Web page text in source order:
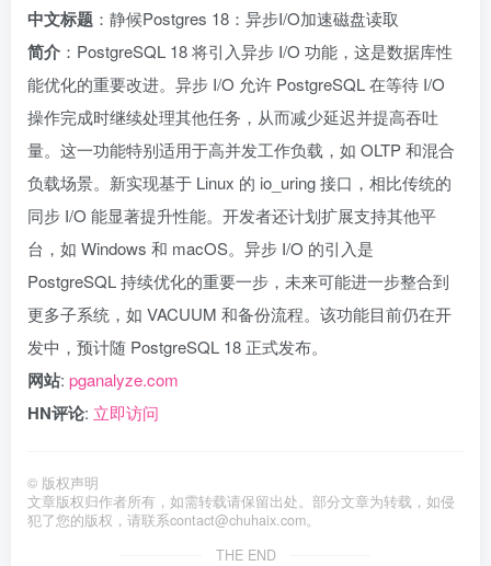
中文标题 ：静候Postgres 18：异步I/O加速磁盘读取
简介 ：PostgreSQL 18 将引入异步 I/O 功能，这是数据库性
能优化的重要改进。异步 I/O 允许 PostgreSQL 在等待 I/O
操作完成时继续处理其他任务，从而减少延迟并提高吞吐
量。这一功能特别适用于高并发工作负载，如 OLTP 和混合
负载场景。新实现基于 Linux 的 io_uring 接口，相比传统的
同步 I/O 能显著提升性能。开发者还计划扩展支持其他平
台，如 Windows 和 macOS。异步 I/O 的引入是
PostgreSQL 持续优化的重要一步，未来可能进一步整合到
更多子系统，如 VACUUM 和备份流程。该功能目前仍在开
发中，预计随 PostgreSQL 18 正式发布。
网站: pganalyze.com
HN评论: 立即访问
© 版权声明
文章版权归作者所有，如需转载请保留出处。部分文章为转载，如侵
犯了您的版权，请联系contact@chuhaix.com。
THE END